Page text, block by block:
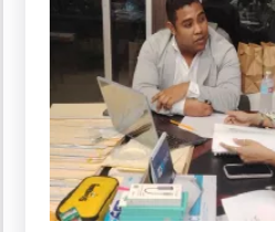
equipar
centros
salud
de
Colón
Agosto
08,
2026